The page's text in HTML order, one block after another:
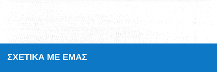
ΣΧΕΤΙΚΆ ΜΕ ΕΜΆΣ